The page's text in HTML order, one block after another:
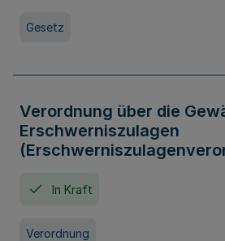
Gesetz
Verordnung über die
Erschwerniszulagen
In Kraft
Verordnung